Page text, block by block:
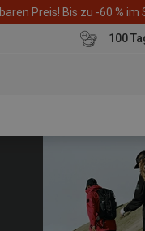
Preis! Bis zu -60 % im
100